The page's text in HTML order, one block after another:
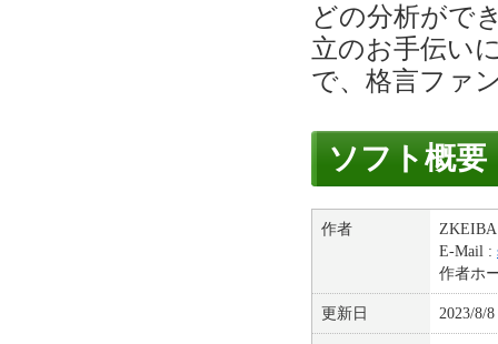
どの分析がで
立のお手伝い
で、格言ファ
ソフト概要
作者
ZKEIBA
E-Mail :
作者ホ
更新日 2023/8/8